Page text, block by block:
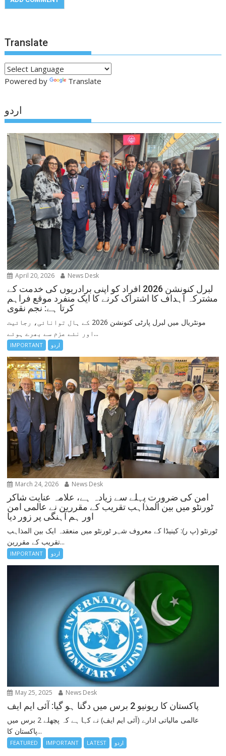
Translate
Powered by Translate
اردو
April 20, 2026 News Desk
لبرل کنونشن 2026 افراد کو اپنی برادریوں کی خدمت کے
مشترکہ اہداف کا اشتراک کرنے کا ایک منفرد موقع فراہم
کرتا ہے: نجم نقوی
مونٹریال میں لبرل پارٹی کنونشن 2026 کے ہال توانائی، رجائیت
اور نئے عزم سے بھرے ہوئے...
IMPORTANT اردو
March 24, 2026 News Desk
امن کی ضرورت پہلے سے زیادہ ہے، علامہ عنایت شاکر
ٹورنٹو میں بین المذاہب تقریب کے مقررین نے عالمی امن
اور ہم آہنگی پر زور دیا
ٹورنٹو (پ ر): کینیڈا کے معروف شہر ٹورنٹو میں منعقدہ ایک بین المذاہب
تقریب کے مقررین...
IMPORTANT اردو
May 25, 2025 News Desk
پاکستان کا ریونیو 2 برس میں دگنا ہو گیا: آئی ایم ایف
عالمی مالیاتی ادارے (آئی ایم ایف) نے کہا ہے کہ پچھلے 2 برس میں
پاکستان کا...
FEATURED IMPORTANT LATEST اردو